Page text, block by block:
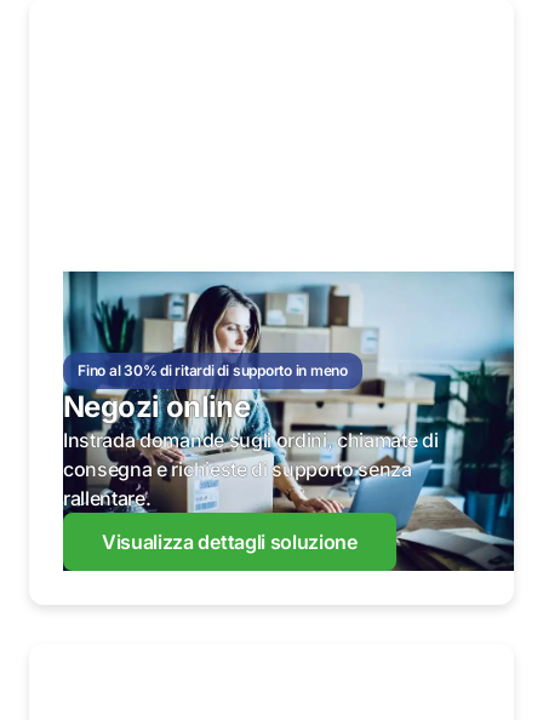
Fino al 30% di ritardi di supporto in meno
Negozi online
Instrada domande sugli ordini, chiamate di
consegna e richieste di supporto senza
rallentare.
Visualizza dettagli soluzione